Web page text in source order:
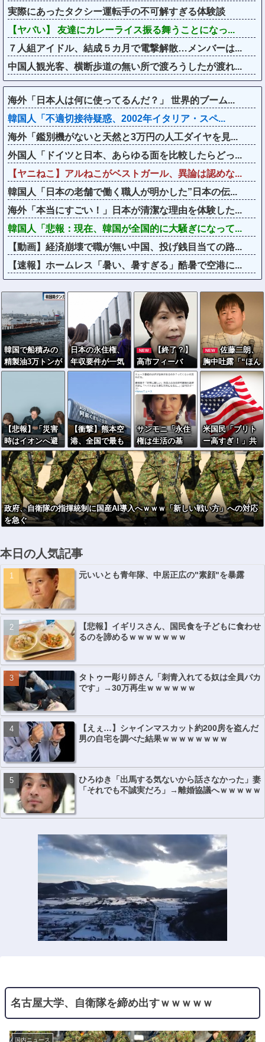
実際にあったタクシー運転手の不可解すぎる体験談
【ヤバい】 友達にカレーライス振る舞うことになっ...
７人組アイドル、結成５カ月で電撃解散…メンバーは...
中国人観光客、横断歩道の無い所で渡ろうしたが渡れ...
海外「日本人は何に使ってるんだ？」 世界的ブーム...
韓国人「不適切接待疑惑、2002年イタリア・スペ...
海外「鑑別機がないと天然と3万円の人工ダイヤを見...
外国人「ドイツと日本、あらゆる面を比較したらどっ...
【ヤニねこ】アルねこがベストガール、異論は認めな...
韓国人「日本の老舗で働く職人が明かした”日本の伝...
海外「本当にすごい！」日本が清潔な理由を体験した...
韓国人「悲報：現在、韓国が全国的に大騒ぎになって...
【動画】経済崩壊で職が無い中国、投げ銭目当ての路...
【速報】ホームレス「暑い、暑すぎる」酷暑で空港に...
韓国で船積みの
精製油3万トンが
ロシア行き…異
日本の永住権、
年収要件が一気
に厳格化→外国
別だ！」と抗議
NEW
【終了？】
高市フィーバ
ー、一転して”高
市ショック”へ…
支持率も市場も
急降下ｗｗｗｗ
ｗｗｗｗ
NEW
佐藤二朗、
胸中吐露「“ほん
とうのこと”を僕
の口からは何ひ
とつ言えなく
て… 言葉にで
きぬ悔しさを
日々感じており
ます」
【悲報】「災害
時はイオンへ避
難」が前提だっ
た自治体、不安
の声が相次ぐ
【衝撃】熊本空
港、全国で最も
米軍機が来る空
港になっていた
サンモニ「永住
権は生活の基
盤」「外国人を
締め上げれば日
本人が生きやす
くなる発想間違
い」「ヘイト」
米国民「ブリト
ー高すぎ！」共
和党議員「泣き
言やめてラーメ
ン食え」→副大
統領まで参戦ｗ
ｗｗ
政府、自衛隊の指揮統制に国産AI導入へｗｗｗ「新しい戦い方」への対応
を急ぐ
本日の人気記事
元いいとも青年隊、中居正広の"素顔"を暴露
【悲報】イギリスさん、国民食を子どもに食わせ
るのを諦めるｗｗｗｗｗｗｗ
タトゥー彫り師さん「刺青入れてる奴は全員バカ
です」→30万再生ｗｗｗｗｗｗ
【えぇ…】シャインマスカット約200房を盗んだ
男の自宅を調べた結果ｗｗｗｗｗｗｗｗ
ひろゆき「出馬する気ないから話さなかった」妻
「それでも不誠実だろ」→離婚協議へｗｗｗｗｗ
名古屋大学、自衛隊を締め出すｗｗｗｗｗ
国内ニュース